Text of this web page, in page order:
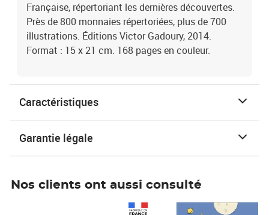
Française, répertoriant les dernières découvertes.
Près de 800 monnaies répertoriées, plus de 700
illustrations. Éditions Victor Gadoury, 2014.
Format : 15 x 21 cm. 168 pages en couleur.
Caractéristiques
Garantie légale
Nos clients ont aussi consulté
Prix 6,25€ HT